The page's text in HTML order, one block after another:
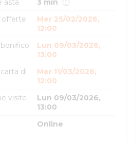
asta
3 min
offerte
Mer 25/02/2026,
12:00
Lun 09/03/2026,
13:00
di
Mer 11/03/2026,
12:00
visite
Lun 09/03/2026,
13:00
Online